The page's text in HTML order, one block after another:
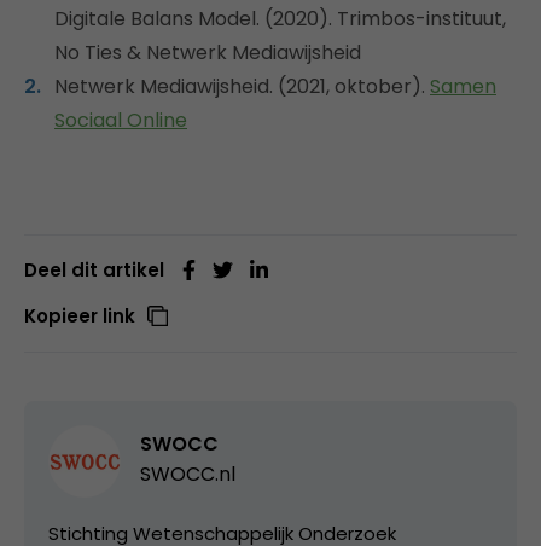
Digitale Balans Model. (2020). Trimbos-instituut,
No Ties & Netwerk Mediawijsheid
Netwerk Mediawijsheid. (2021, oktober). Samen
Sociaal Online
Deel dit artikel
Kopieer link
SWOCC
SWOCC.nl
Stichting Wetenschappelijk Onderzoek